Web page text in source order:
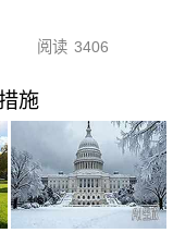
阅读 3406
施